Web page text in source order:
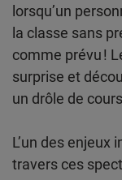
lorsqu’un
la classe sans
comme prévu !
surprise et
un drôle de
L’un des enjeux
travers ces